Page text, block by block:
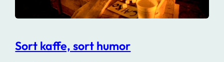
Sort kaffe, sort humor